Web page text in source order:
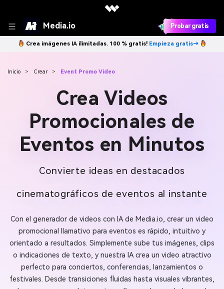
Media.io Probar gratis
Crea imágenes IA ilimitadas. 100 % gratis! Empieza gratis→
Inicio > Crear > Event Promo Video
Crea Videos
Promocionales de
Eventos en Minutos
Convierte ideas en destacados
cinematográficos de eventos al instante
Con el generador de videos con IA de Media.io, crear un video
promocional llamativo para eventos es rápido, intuitivo y
orientado a resultados. Simplemente sube tus imágenes, clips
o indicaciones de texto, y nuestra IA crea un video atractivo
perfecto para conciertos, conferencias, lanzamientos o
festivales. Desde transiciones fluidas hasta visuales vibrantes,